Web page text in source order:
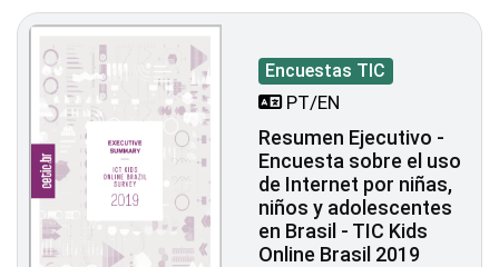
Encuestas TIC
PT/EN
Resumen Ejecutivo -
Encuesta sobre el uso
de Internet por niñas,
niños y adolescentes
en Brasil - TIC Kids
Online Brasil 2019